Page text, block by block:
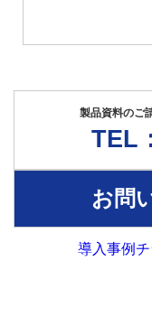
製品資料のご
TEL
お問
導入事例チ